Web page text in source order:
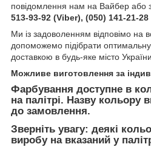
повідомлення нам на Вайбер або
513-93-92 (Viber), (050) 141-21-
Ми із задоволенням відповімо на
допоможемо підібрати
доставкою в будь-яке місто України.
Можливе виготовлення за
Фарбування доступне в
на палітрі. Назву кольору
до замовлення.
Зверніть увагу: деякі
виробу на вказаний у